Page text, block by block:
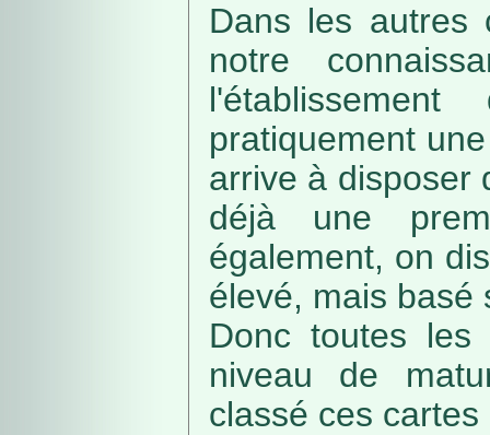
Dans les autres
notre
pratiquement
arrive à disposer
déjà une
également, on
élevé, mais basé
Donc toutes
niveau de
classé ces